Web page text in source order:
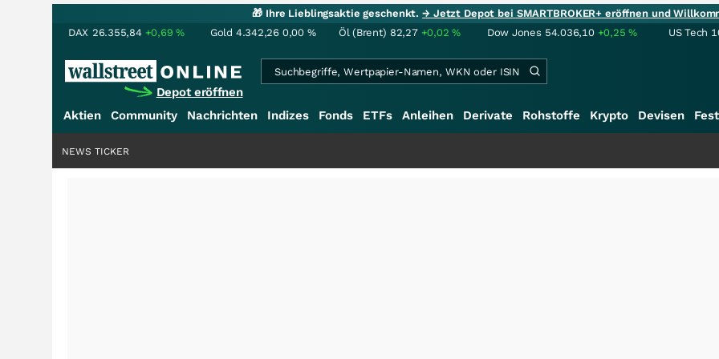
🎁 Ihre Lieblingsaktie geschenkt.→ Jetzt Depot bei SMARTBROKER+ eröffnen und
DAX 26.355,84 +0,69% Gold 4.342,26 0,00 % Öl (Brent) 82,27 +0,02% Dow Jones 54.036,10 +0,25% US Tech
Depot eröffnen
Aktien
Community Nachrichten Indizes Fonds ETFs Anleihen Derivate Rohstoffe Krypto Devisen
NEWS TICKER